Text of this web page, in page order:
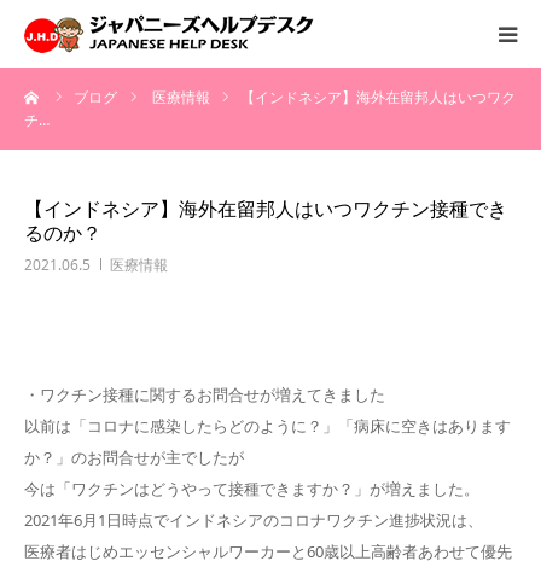
ブログ 医療情報
【インドネシア】海外在留邦人はいつワク
チ…
【インドネシア】海外在留邦人はいつワクチン接種でき
るのか？
2021.06.5
医療情報
・ワクチン接種に関するお問合せが増えてきました
以前は「コロナに感染したらどのように？」「病床に空きはあります
か？」のお問合せが主でしたが
今は「ワクチンはどうやって接種できますか？」が増えました。
2021年6月1日時点でインドネシアのコロナワクチン進捗状況は、
医療者はじめエッセンシャルワーカーと60歳以上高齢者あわせて優先
HOME
病院情報
採用情報